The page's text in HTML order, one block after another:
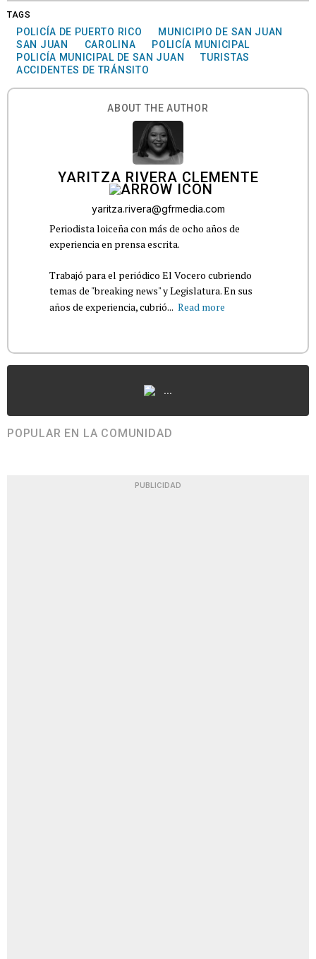
TAGS
POLICÍA DE PUERTO RICO
MUNICIPIO DE SAN JUAN
SAN JUAN
CAROLINA
POLICÍA MUNICIPAL
POLICÍA MUNICIPAL DE SAN JUAN
TURISTAS
ACCIDENTES DE TRÁNSITO
ABOUT THE AUTHOR
YARITZA RIVERA CLEMENTE
yaritza.rivera@gfrmedia.com
Periodista loiceña con más de ocho años de
experiencia en prensa escrita.
Trabajó para el periódico El Vocero cubriendo
temas de "breaking news" y Legislatura. En sus
años de experiencia, cubrió... Read more
...
POPULAR EN LA COMUNIDAD
PUBLICIDAD